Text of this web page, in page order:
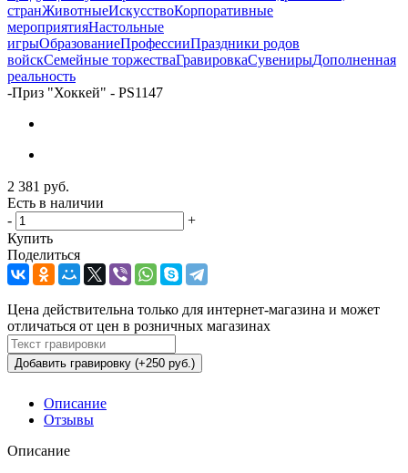
странЖивотныеИскусствоКорпоративные
мероприятияНастольные
игрыОбразованиеПрофессииПраздники родов
войскСемейные торжестваГравировкаСувенирыДополненная
реальность
-Приз "Хоккей" - PS1147
2 381 руб.
Есть в наличии
-
+
Купить
Поделиться
Цена действительна только для интернет-магазина и может
отличаться от цен в розничных магазинах
Добавить гравировку (+250 руб.)
Описание
Отзывы
Описание